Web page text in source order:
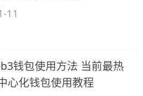
11
钱包使用方法 当前最热
心化钱包使用教程